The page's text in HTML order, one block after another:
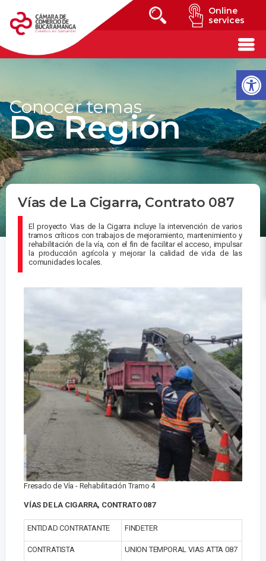
Online
services
Conocer temas
De Región
Vías de La Cigarra, Contrato 087
El proyecto Vias de la Cigarra incluye la intervención de varios
tramos críticos con trabajos de mejoramiento, mantenimiento y
rehabilitación de la vía, con el fin de facilitar el acceso, impulsar
la producción agrícola y mejorar la calidad de vida de las
comunidades locales.
Fresado de Vía - Rehabilitación Tramo 4
VÍAS DE LA CIGARRA, CONTRATO 087
ENTIDAD CONTRATANTE FINDETER
CONTRATISTA UNION TEMPORAL VIAS ATTA 087